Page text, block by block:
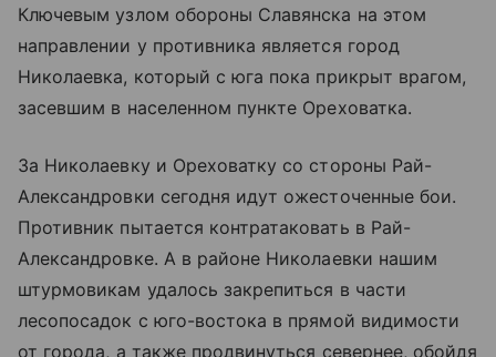
Ключевым узлом обороны Славянска на этом
направлении у противника является город
Николаевка, который с юга пока прикрыт врагом,
засевшим в населенном пункте Ореховатка.
За Николаевку и Ореховатку со стороны Рай-
Александровки сегодня идут ожесточенные бои.
Противник пытается контратаковать в Рай-
Александровке. А в районе Николаевки нашим
штурмовикам удалось закрепиться в части
лесопосадок с юго-востока в прямой видимости
от города, а также продвинуться севернее, обойдя